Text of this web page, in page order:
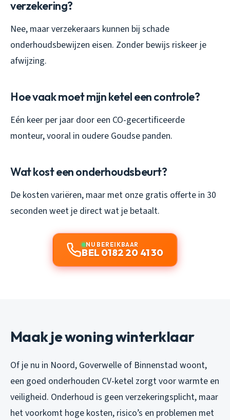
verzekering?
Nee, maar verzekeraars kunnen bij schade
onderhoudsbewijzen eisen. Zonder bewijs riskeer je
afwijzing.
Hoe vaak moet mijn ketel een controle?
Eén keer per jaar door een CO-gecertificeerde
monteur, vooral in oudere Goudse panden.
Wat kost een onderhoudsbeurt?
De kosten variëren, maar met onze gratis offerte in 30
seconden weet je direct wat je betaalt.
NU BEREIKBAAR
BEL 0182 20 41 30
Maak je woning winterklaar
Of je nu in Noord, Goverwelle of Binnenstad woont,
een goed onderhouden CV-ketel zorgt voor warmte en
veiligheid. Onderhoud is geen verzekeringsplicht, maar
het voorkomt hoge kosten, risico’s en problemen met